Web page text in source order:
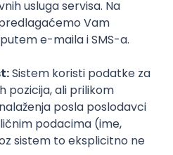
dešavanje